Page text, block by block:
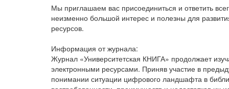
Мы приглашаем вас присоединиться и ответить
неизменно большой интерес и полезны для
ресурсов.
Информация от журнала:
Журнал «Университетская КНИГА» продолжает
электронными ресурсами. Приняв участие в
понимании ситуации цифрового ландшафта в